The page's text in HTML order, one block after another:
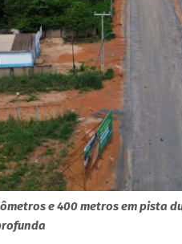
e 400 metros em pista